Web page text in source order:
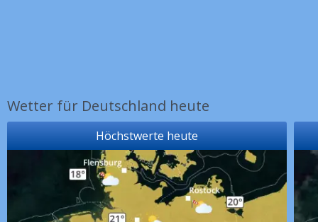
Wetter für Deutschland heute
Höchstwerte heute